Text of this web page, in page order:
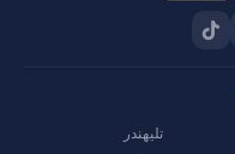
تليهندر